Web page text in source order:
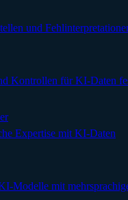
und
Kontrollen für KI-Daten
Expertise mit KI-Daten
Modelle mit